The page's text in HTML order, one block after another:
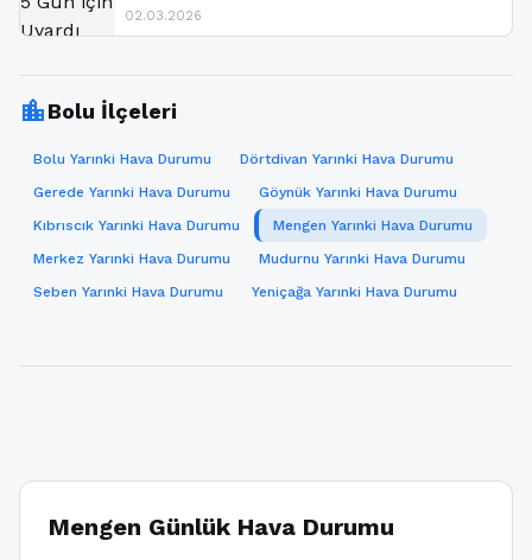
02.03.2026
location_cityBolu İlçeleri
Bolu Yarınki Hava Durumu
Dörtdivan Yarınki Hava Durumu
Gerede Yarınki Hava Durumu
Göynük Yarınki Hava Durumu
Kıbrıscık Yarınki Hava Durumu
Mengen Yarınki Hava Durumu
Merkez Yarınki Hava Durumu
Mudurnu Yarınki Hava Durumu
Seben Yarınki Hava Durumu
Yeniçağa Yarınki Hava Durumu
Mengen Günlük Hava Durumu